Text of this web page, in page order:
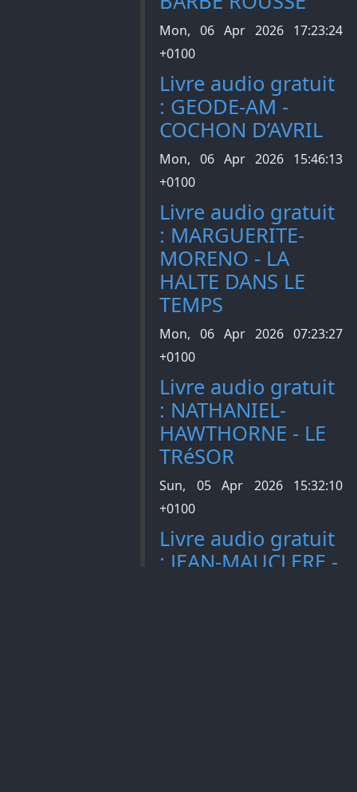
Mon, 06 Apr 2026 17:23:24
+0100
Livre audio gratuit
: GEODE-AM -
COCHON D’AVRIL
Mon, 06 Apr 2026 15:46:13
+0100
Livre audio gratuit
: MARGUERITE-
MORENO - LA
HALTE DANS LE
TEMPS
Mon, 06 Apr 2026 07:23:27
+0100
Livre audio gratuit
: NATHANIEL-
HAWTHORNE - LE
TRéSOR
Sun, 05 Apr 2026 15:32:10
+0100
Livre audio gratuit
: JEAN-MAUCLERE -